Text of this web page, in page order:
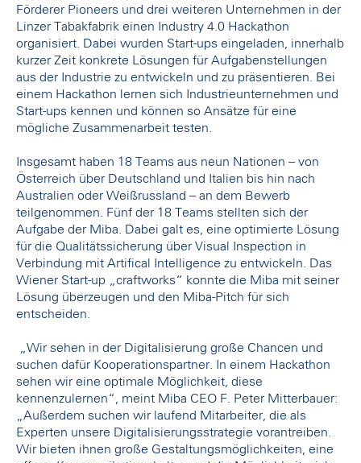
Förderer Pioneers und drei weiteren Unternehmen in der
Linzer Tabakfabrik einen Industry 4.0 Hackathon
organisiert. Dabei wurden Start-ups eingeladen, innerhalb
kurzer Zeit konkrete Lösungen für Aufgabenstellungen
aus der Industrie zu entwickeln und zu präsentieren. Bei
einem Hackathon lernen sich Industrieunternehmen und
Start-ups kennen und können so Ansätze für eine
mögliche Zusammenarbeit testen.
Insgesamt haben 18 Teams aus neun Nationen – von
Österreich über Deutschland und Italien bis hin nach
Australien oder Weißrussland – an dem Bewerb
teilgenommen. Fünf der 18 Teams stellten sich der
Aufgabe der Miba. Dabei galt es, eine optimierte Lösung
für die Qualitätssicherung über Visual Inspection in
Verbindung mit Artifical Intelligence zu entwickeln. Das
Wiener Start-up „craftworks“ konnte die Miba mit seiner
Lösung überzeugen und den Miba-Pitch für sich
entscheiden.
„Wir sehen in der Digitalisierung große Chancen und
suchen dafür Kooperationspartner. In einem Hackathon
sehen wir eine optimale Möglichkeit, diese
kennenzulernen“, meint Miba CEO F. Peter Mitterbauer:
„Außerdem suchen wir laufend Mitarbeiter, die als
Experten unsere Digitalisierungsstrategie vorantreiben.
Wir bieten ihnen große Gestaltungsmöglichkeiten, eine